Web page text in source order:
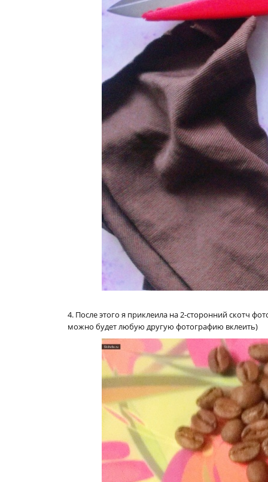
4. После этого я приклеила на 2-сторонний скотч
можно будет любую другую фотографию вклеить)